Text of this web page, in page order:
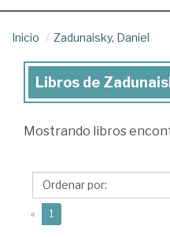
Inicio Zadunaisky, Daniel
Libros
Zadunaisky,
Libros de
Mostrando libros
« 1